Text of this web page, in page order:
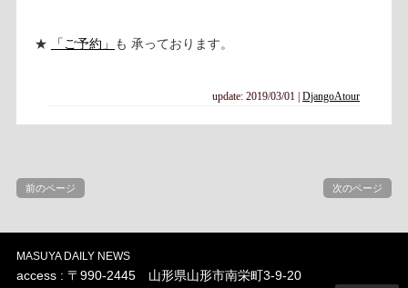
★ 「ご予約」 も 承っております。
update: 2019/03/01 |DjangoAtour
前のページ 次のページ
MASUYA DAILY NEWS
access : 〒990-2445 山形県山形市南栄町3-9-20